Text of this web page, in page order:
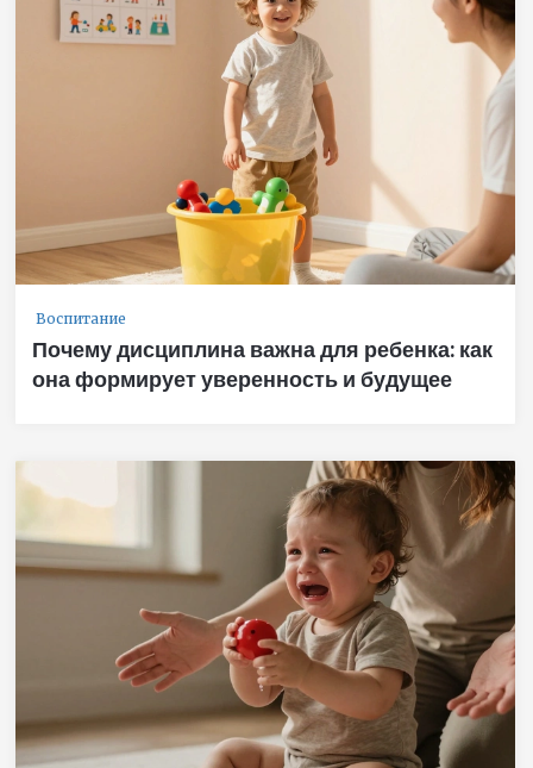
Воспитание
Почему дисциплина важна для ребенка: как
она формирует уверенность и будущее